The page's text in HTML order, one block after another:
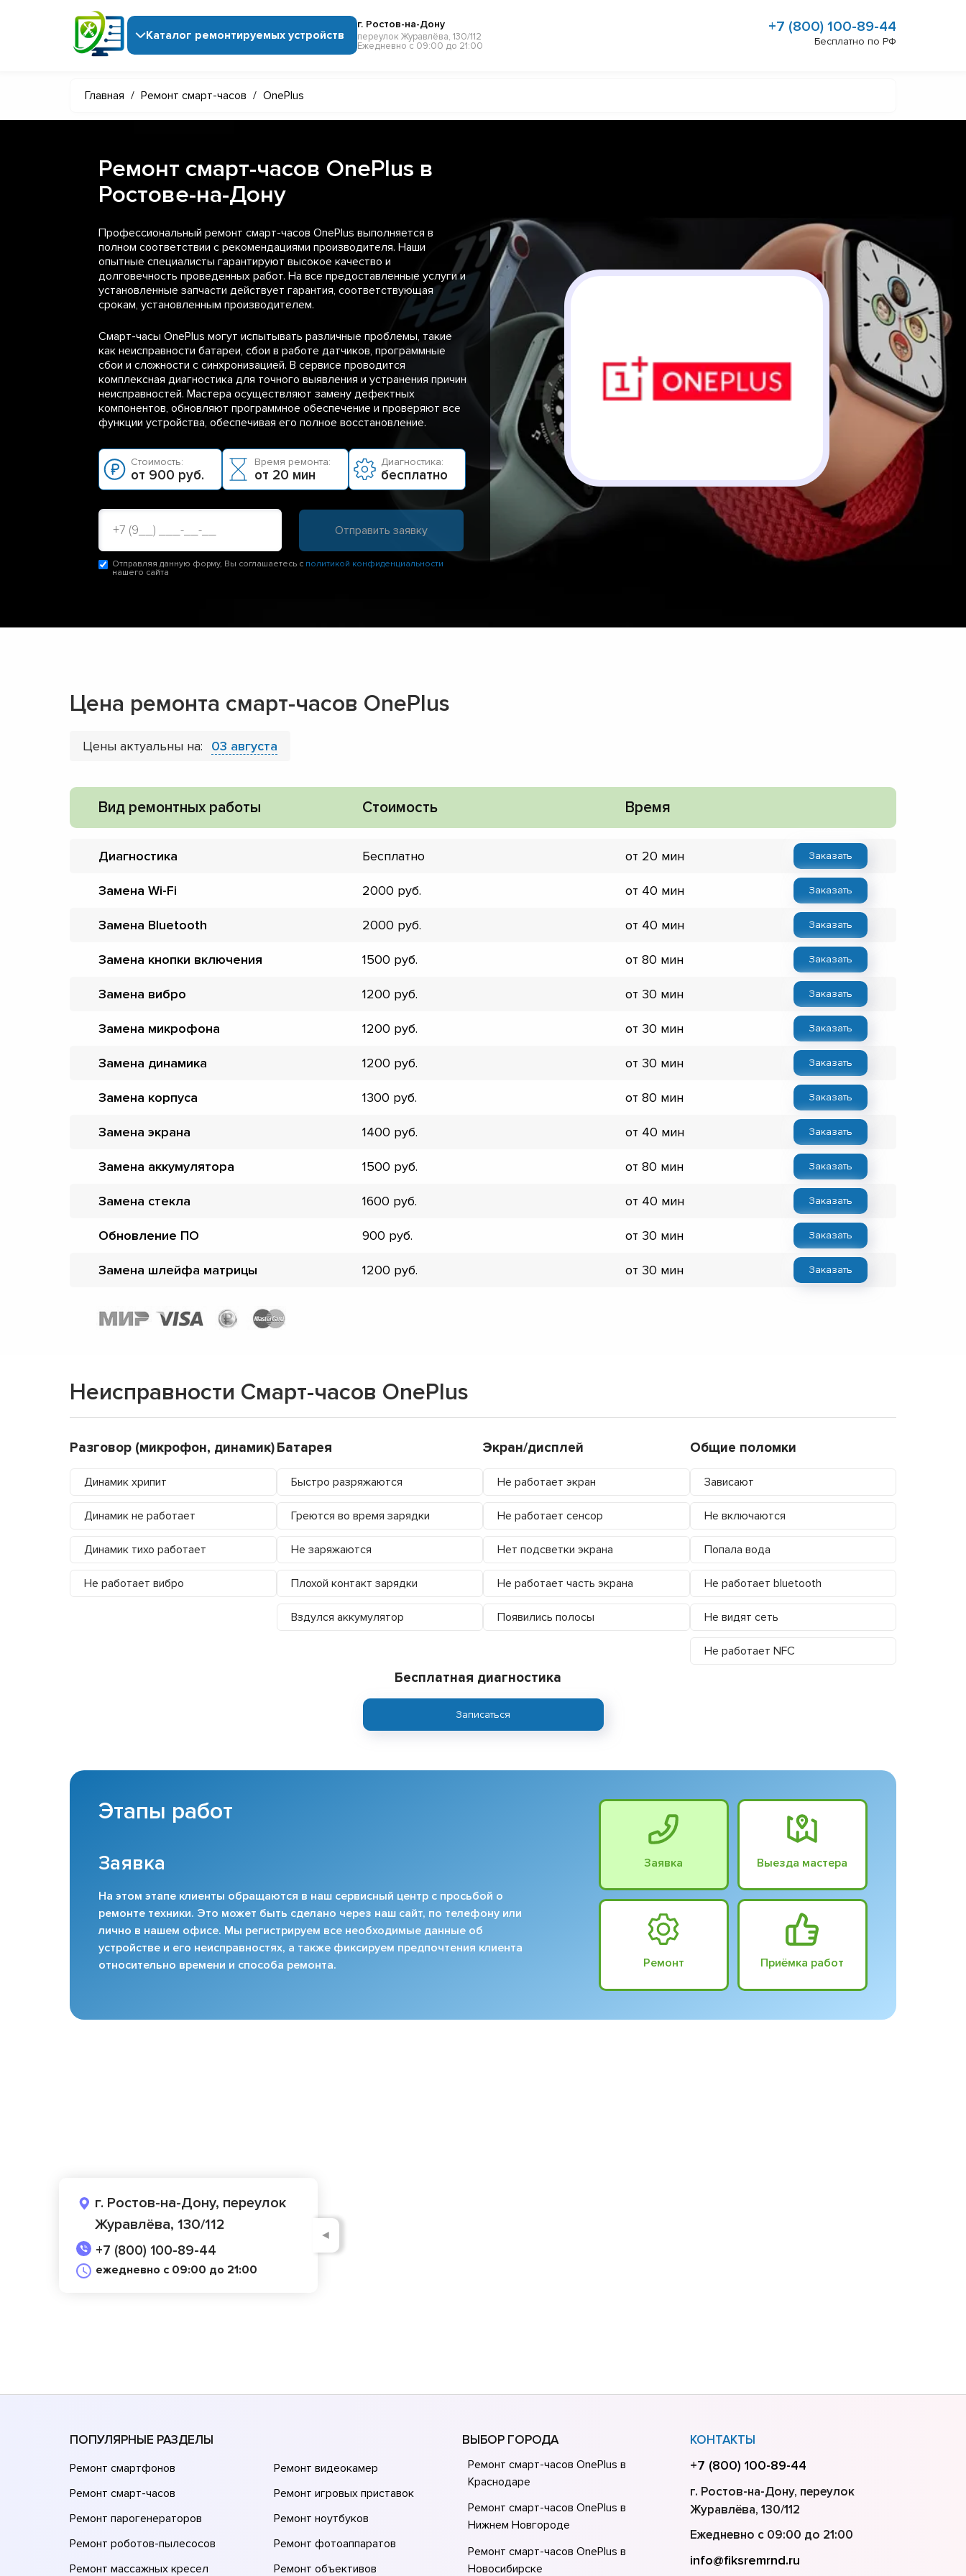
Каталог ремонтируемых устройств
г. Ростов-на-Дону
переулок Журавлёва, 130/112
Ежедневно с 09:00 до 21:00
+7 (800) 100-89-44
Бесплатно по РФ
Главная / Ремонт смарт-часов / OnePlus
Ремонт смарт-часов OnePlus в
Ростове-на-Дону
Профессиональный ремонт смарт-часов OnePlus выполняется в
полном соответствии с рекомендациями производителя. Наши
опытные специалисты гарантируют высокое качество и
долговечность проведенных работ. На все предоставленные услуги и
установленные запчасти действует гарантия, соответствующая
срокам, установленным производителем.
Смарт-часы OnePlus могут испытывать различные проблемы, такие
как неисправности батареи, сбои в работе датчиков, программные
сбои и сложности с синхронизацией. В сервисе проводится
комплексная диагностика для точного выявления и устранения причин
неисправностей. Мастера осуществляют замену дефектных
компонентов, обновляют программное обеспечение и проверяют все
функции устройства, обеспечивая его полное восстановление.
Стоимость:
от 900 руб.
Время ремонта:
от 20 мин
Диагностика:
бесплатно
Отправляя данную форму, Вы соглашаетесь с политикой конфиденциальности
нашего сайта
Цена ремонта смарт-часов OnePlus
Цены актуальны на: 03 августа
Вид ремонтных работы Стоимость Время
Диагностика Бесплатно от 20 мин Заказать
Замена Wi-Fi 2000 от 40 мин Заказать
Замена Bluetooth 2000 от 40 мин Заказать
Замена кнопки включения 1500 от 80 мин Заказать
Замена вибро 1200 от 30 мин Заказать
Замена микрофона 1200 от 30 мин Заказать
Замена динамика 1200 от 30 мин Заказать
Замена корпуса 1300 от 80 мин Заказать
Замена экрана 1400 от 40 мин Заказать
Замена аккумулятора 1500 от 80 мин Заказать
Замена стекла 1600 от 40 мин Заказать
Обновление ПО 900 от 30 мин Заказать
Замена шлейфа матрицы 1200 от 30 мин Заказать
Неисправности Смарт-часов OnePlus
Разговор (микрофон, динамик)
Динамик хрипит
Динамик не работает
Динамик тихо работает
Не работает вибро
Батарея
Быстро разряжаются
Греются во время зарядки
Не заряжаются
Плохой контакт зарядки
Вздулся аккумулятор
Экран/дисплей
Не работает экран
Не работает сенсор
Нет подсветки экрана
Не работает часть экрана
Появились полосы
Общие поломки
Зависают
Не включаются
Попала вода
Не работает bluetooth
Не видят сеть
Не работает NFC
Бесплатная диагностика
Записаться
Этапы работ
Заявка
На этом этапе клиенты обращаются в наш сервисный центр с просьбой о
ремонте техники. Это может быть сделано через наш сайт, по телефону или
лично в нашем офисе. Мы регистрируем все необходимые данные об
устройстве и его неисправностях, а также фиксируем предпочтения клиента
относительно времени и способа ремонта.
Заявка Выезда мастера
Ремонт Приёмка работ
г. Ростов-на-Дону, переулок
Журавлёва, 130/112
+7 (800) 100-89-44
ежедневно с 09:00 до 21:00
◄
ПОПУЛЯРНЫЕ РАЗДЕЛЫ
Ремонт смартфонов
Ремонт смарт-часов
Ремонт парогенераторов
Ремонт роботов-пылесосов
Ремонт массажных кресел
Ремонт видеокамер
Ремонт игровых приставок
Ремонт ноутбуков
Ремонт фотоаппаратов
Ремонт объективов
ВЫБОР ГОРОДА
Ремонт смарт-часов OnePlus в
Краснодаре
Ремонт смарт-часов OnePlus в
Нижнем Новгороде
Ремонт смарт-часов OnePlus в
Новосибирске
КОНТАКТЫ
+7 (800) 100-89-44
г. Ростов-на-Дону, переулок
Журавлёва, 130/112
Ежедневно с 09:00 до 21:00
info@fiksremrnd.ru